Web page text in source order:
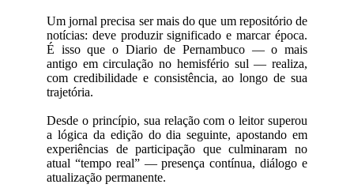
Um jornal precisa ser mais do que um repositório de
notícias: deve produzir significado e marcar época.
É isso que o Diario de Pernambuco — o mais
antigo em circulação no hemisfério sul — realiza,
com credibilidade e consistência, ao longo de sua
trajetória.
Desde o princípio, sua relação com o leitor superou
a lógica da edição do dia seguinte, apostando em
experiências de participação que culminaram no
atual “tempo real” — presença contínua, diálogo e
atualização permanente.